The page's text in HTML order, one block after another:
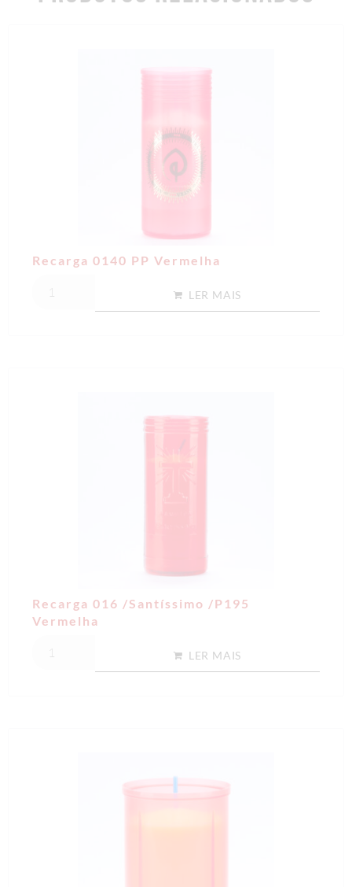
Recarga 0140 PP Vermelha
LER MAIS
Recarga 016 /Santíssimo /P195
Vermelha
LER MAIS